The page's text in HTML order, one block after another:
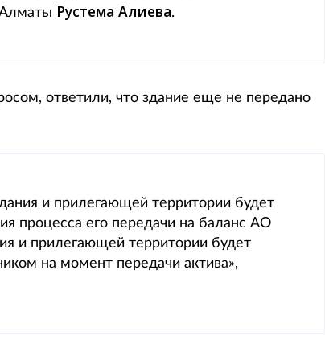
Алматы Рустема Алиева.
ответили, что здание еще не передано
и прилегающей территории будет
процесса его передачи на баланс АО
и прилегающей территории будет
на момент передачи актива»,